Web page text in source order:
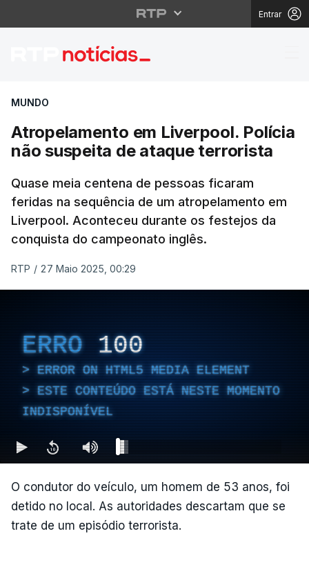
Entrar
Atropelamento em
MUNDO
Atropelamento em Liverpool. Polícia
não suspeita de ataque terrorista
Quase meia centena de pessoas ficaram
feridas na sequência de um atropelamento em
Liverpool. Aconteceu durante os festejos da
conquista do campeonato inglês.
RTP / 27 Maio 2025, 00:29
ERRO 100
ERROR ON HTML5 MEDIA ELEMENT
ESTE CONTEÚDO ESTÁ NESTE MOMENTO
INDISPONÍVEL
O condutor do veículo, um homem de 53 anos, foi
detido no local. As autoridades descartam que se
trate de um episódio terrorista.